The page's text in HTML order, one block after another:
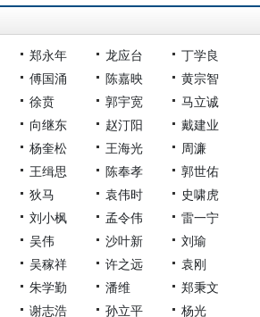
郑永年 龙应台
丁学良
傅国涌 陈嘉映
黄宗智
徐贲 郭宇宽
马立诚
向继东 赵汀阳
戴建业
杨奎松 王海光
周濂
王缉思 陈奉孝
郭世佑
狄马 袁伟时
史啸虎
刘小枫 孟令伟
雷一宁
吴伟 沙叶新
刘瑜
吴稼祥 许之远
袁刚
朱学勤 潘维
郑秉文
谢志浩 孙立平 杨光